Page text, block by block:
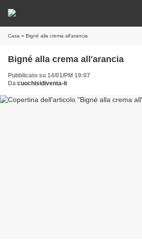
Casa » Bigné alla crema all'arancia
Bigné alla crema all'arancia
Pubblicato su 14/01/PM 19:07
Da cuochisidiventa-it